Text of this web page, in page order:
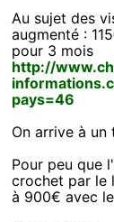
Au sujet des
augmenté :
pour 3 mois
http://
pays=46
On arrive à
Pour peu que
crochet par le
à 900€ avec